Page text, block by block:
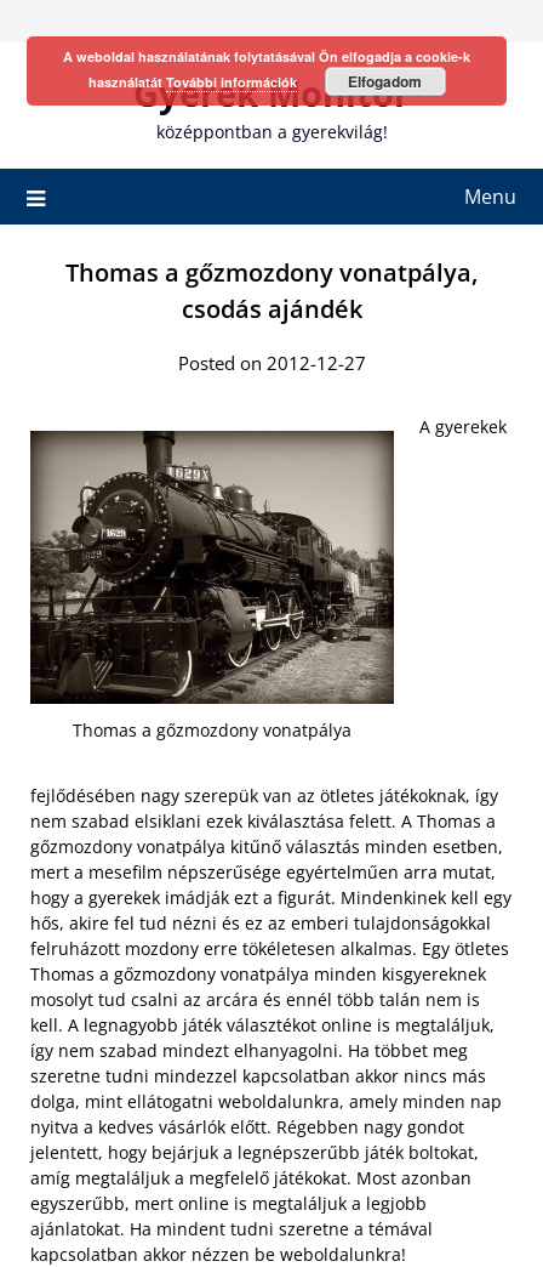
Gyerek Monitor
középpontban a gyerekvilág!
Menu
Thomas a gőzmozdony vonatpálya,
csodás ajándék
Posted on 2012-12-27
Thomas a gőzmozdony vonatpálya
A gyerekek
fejlődésében nagy szerepük van az ötletes játékoknak, így
nem szabad elsiklani ezek kiválasztása felett. A Thomas a
gőzmozdony vonatpálya kitűnő választás minden esetben,
mert a mesefilm népszerűsége egyértelműen arra mutat,
hogy a gyerekek imádják ezt a figurát. Mindenkinek kell egy
hős, akire fel tud nézni és ez az emberi tulajdonságokkal
felruházott mozdony erre tökéletesen alkalmas. Egy ötletes
Thomas a gőzmozdony vonatpálya minden kisgyereknek
mosolyt tud csalni az arcára és ennél több talán nem is
kell. A legnagyobb játék választékot online is megtaláljuk,
így nem szabad mindezt elhanyagolni. Ha többet meg
szeretne tudni mindezzel kapcsolatban akkor nincs más
dolga, mint ellátogatni weboldalunkra, amely minden nap
nyitva a kedves vásárlók előtt. Régebben nagy gondot
jelentett, hogy bejárjuk a legnépszerűbb játék boltokat,
amíg megtaláljuk a megfelelő játékokat. Most azonban
egyszerűbb, mert online is megtaláljuk a legjobb
ajánlatokat. Ha mindent tudni szeretne a témával
kapcsolatban akkor nézzen be weboldalunkra!
A weboldal használatának folytatásával Ön elfogadja a cookie-k
használatát További információk Elfogadom